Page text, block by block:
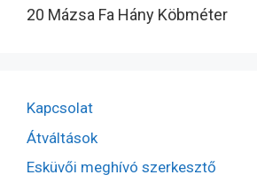
20 Mázsa Fa Hány Köbméter
Kapcsolat
Átváltások
Esküvői meghívó szerkesztő